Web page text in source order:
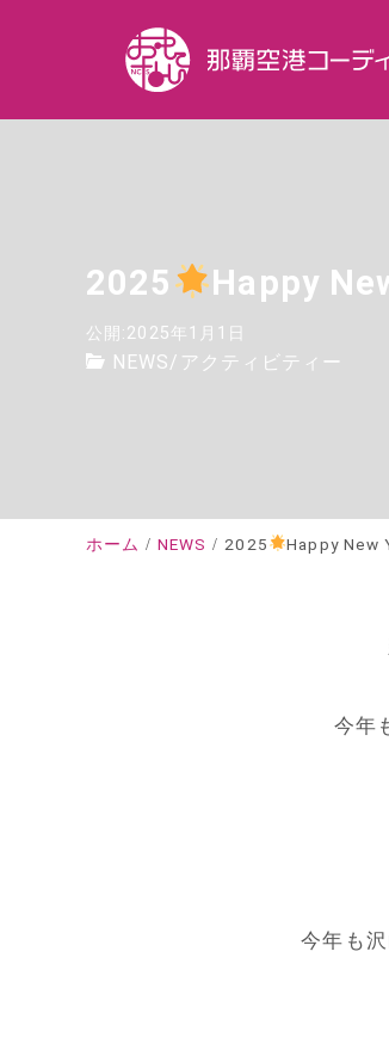
2025 Happy
公開:2025年1月1日
NEWS/ アクティビティー
ホーム NEWS 2025 Happy New
今年
今年も